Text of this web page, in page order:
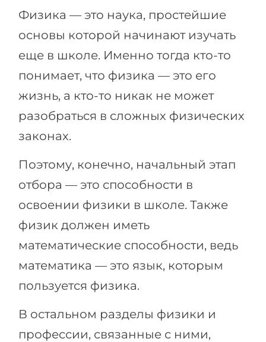
Физика — это наука, простейшие
основы которой начинают изучать
еще в школе. Именно тогда кто-то
понимает, что физика — это его
жизнь, а кто-то никак не может
разобраться в сложных физических
законах.
Поэтому, конечно, начальный этап
отбора — это способности в
освоении физики в школе. Также
физик должен иметь
математические способности, ведь
математика — это язык, которым
пользуется физика.
В остальном разделы физики и
профессии, связанные с ними,